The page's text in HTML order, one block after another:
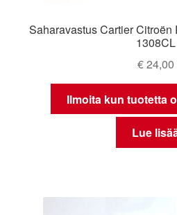
Saharavastus Cartier
1308CL
€24,00
Ilmoita kun tuotetta
Lue